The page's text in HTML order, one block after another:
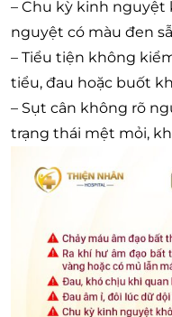
– Chu kỳ kinh nguyệt
nguyệt có màu đen
– Tiểu tiện không
tiểu, đau hoặc buốt
– Sụt cân không rõ
trạng thái mệt mỏi,